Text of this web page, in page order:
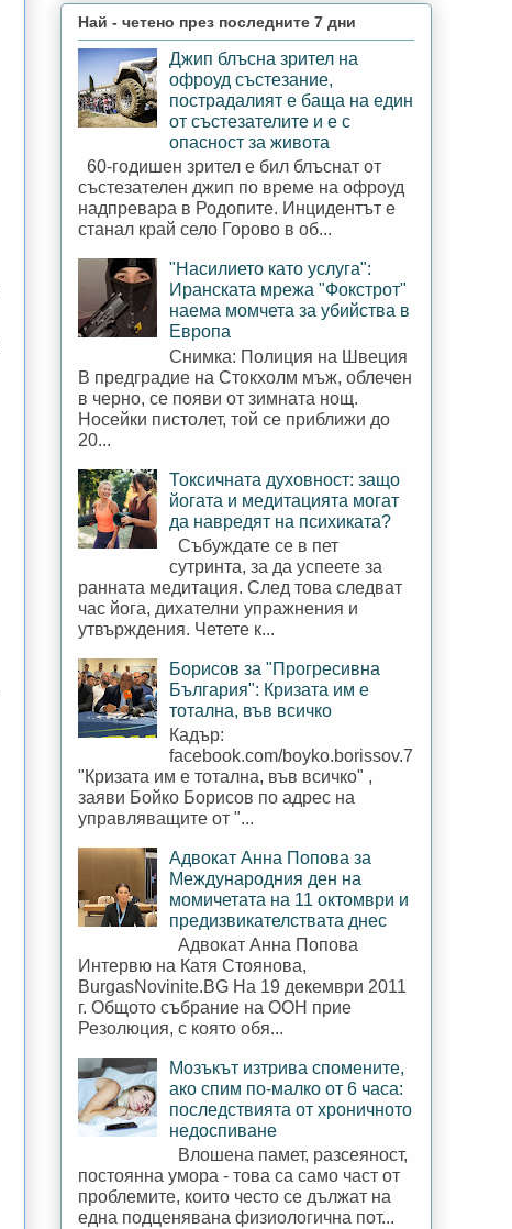
Най - четено през последните 7 дни
Джип блъсна зрител на
офроуд състезание,
пострадалият е баща на един
от състезателите и е с
опасност за живота
60-годишен зрител е бил блъснат от
състезателен джип по време на офроуд
надпревара в Родопите. Инцидентът е
станал край село Горово в об...
"Насилието като услуга":
Иранската мрежа "Фокстрот"
наема момчета за убийства в
Европа
Снимка: Полиция на Швеция
В предградие на Стокхолм мъж, облечен
в черно, се появи от зимната нощ.
Носейки пистолет, той се приближи до
20...
Токсичната духовност: защо
йогата и медитацията могат
да навредят на психиката?
Събуждате се в пет
сутринта, за да успеете за
ранната медитация. След това следват
час йога, дихателни упражнения и
утвърждения. Четете к...
Борисов за "Прогресивна
България": Кризата им е
тотална, във всичко
Кадър:
facebook.com/boyko.borissov.7
"Кризата им е тотална, във всичко" ,
заяви Бойко Борисов по адрес на
управляващите от "...
Адвокат Анна Попова за
Международния ден на
момичетата на 11 октомври и
предизвикателствата днес
Адвокат Анна Попова
Интервю на Катя Стоянова,
BurgasNovinite.BG На 19 декември 2011
г. Общото събрание на ООН прие
Резолюция, с която обя...
Мозъкът изтрива спомените,
ако спим по-малко от 6 часа:
последствията от хроничното
недоспиване
Влошена памет, разсеяност,
постоянна умора - това са само част от
проблемите, които често се дължат на
една подценявана физиологична пот...